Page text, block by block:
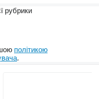
рубрики
політикою
.